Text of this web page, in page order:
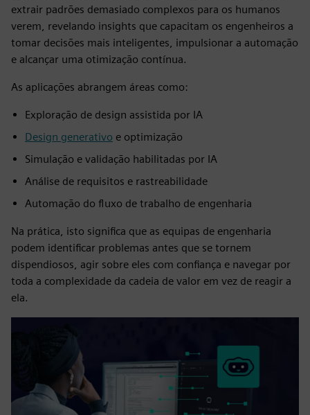
extrair padrões demasiado complexos para os humanos
verem, revelando insights que capacitam os engenheiros a
tomar decisões mais inteligentes, impulsionar a automação
e alcançar uma otimização contínua.
As aplicações abrangem áreas como:
Exploração de design assistida por IA
Design generativo e optimização
Simulação e validação habilitadas por IA
Análise de requisitos e rastreabilidade
Automação do fluxo de trabalho de engenharia
Na prática, isto significa que as equipas de engenharia
podem identificar problemas antes que se tornem
dispendiosos, agir sobre eles com confiança e navegar por
toda a complexidade da cadeia de valor em vez de reagir a
ela.